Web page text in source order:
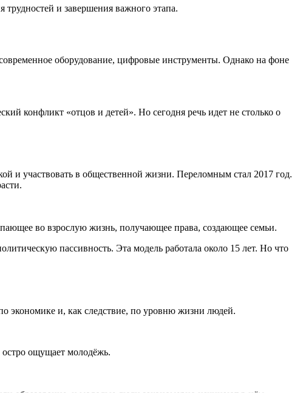
и завершения важного этапа.
оборудование, цифровые инструменты. Однако на фоне
конфликт «отцов и детей». Но сегодня речь идет не столько о
и участвовать в общественной жизни. Переломным стал 2017 год.
во взрослую жизнь, получающее права, создающее семьи.
пассивность. Эта модель работала около 15 лет. Но что
экономике и, как следствие, по уровню жизни людей.
остро ощущает молодёжь.